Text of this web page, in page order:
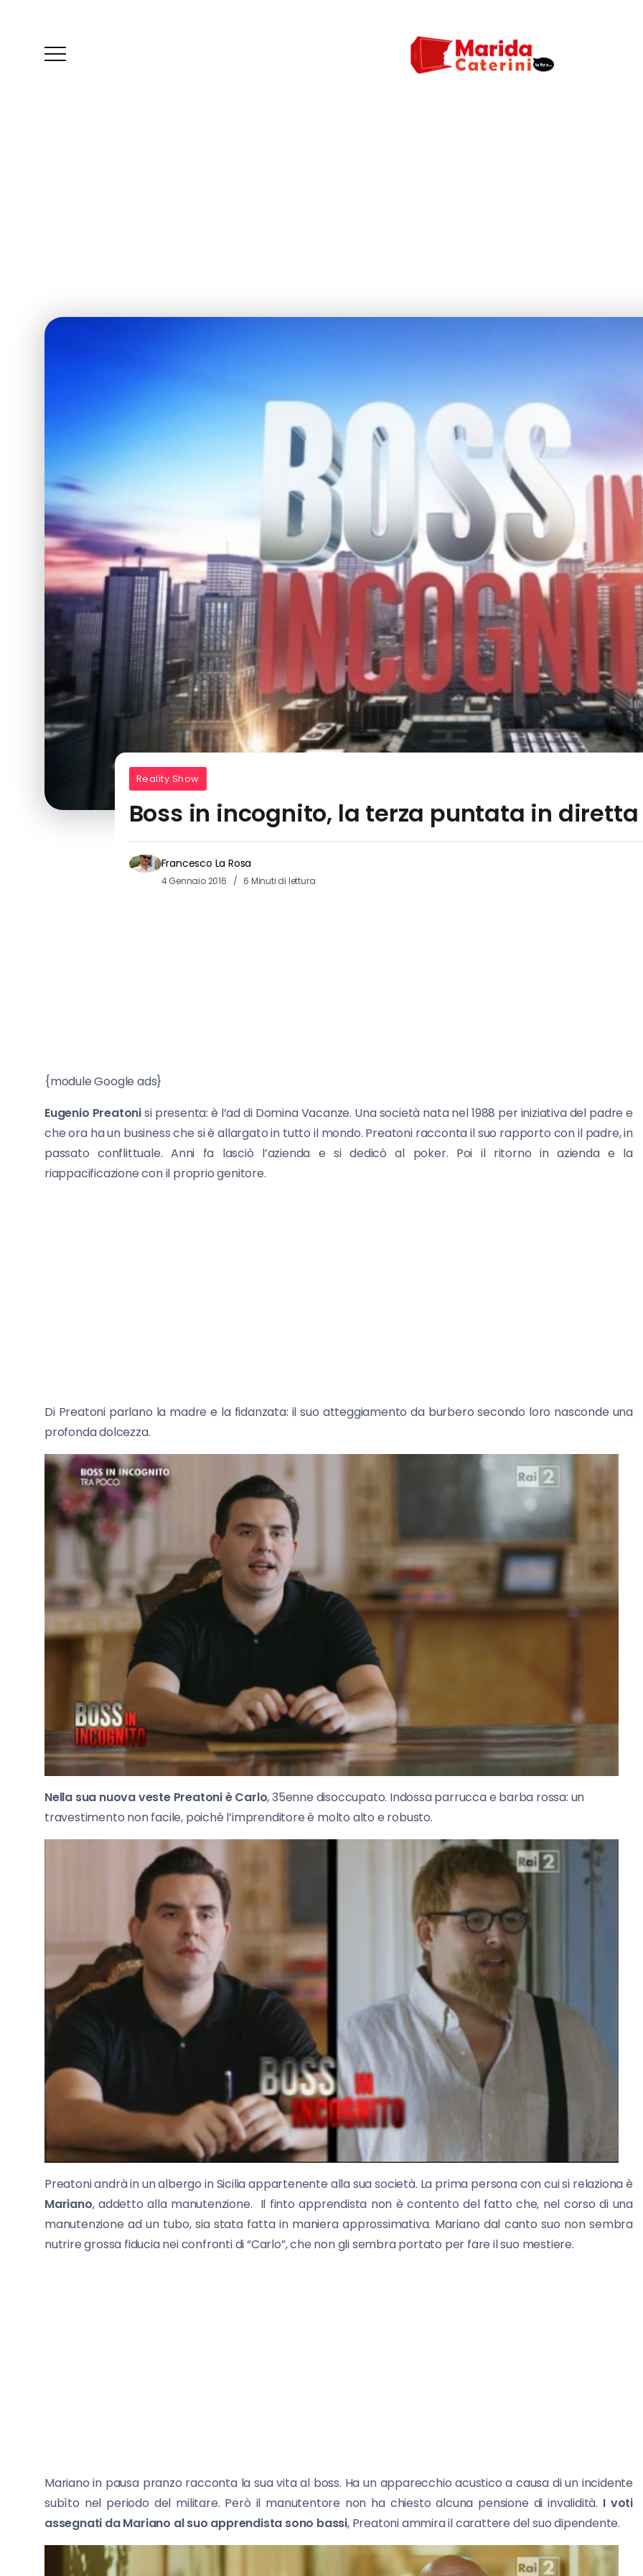
Reality Show
Boss in incognito, la terza puntata in diretta
Francesco La Rosa
4 Gennaio 2016 6 Minuti di lettura
{module Google ads}
Eugenio Preatonisi presenta: è l’ad di Domina Vacanze. Una società nata nel 1988 per iniziativa del padre e
che ora ha un business che si è allargato in tutto il mondo. Preatoni racconta il suo rapporto con il padre, in
passato conflittuale. Anni fa lasciò l’azienda e si dedicò al poker. Poi il ritorno in azienda e la
riappacificazione con il proprio genitore.
Di Preatoni parlano la madre e la fidanzata: il suo atteggiamento da burbero secondo loro nasconde una
profonda dolcezza.
Nella sua nuova veste Preatoni è Carlo, 35enne disoccupato. Indossa parrucca e barba rossa: un
travestimento non facile, poiché l’imprenditore è molto alto e robusto.
Preatoni andrà in un albergo in Sicilia appartenente alla sua società. La prima persona con cui si relaziona è
Mariano, addetto alla manutenzione. Il finto apprendista non è contento del fatto che, nel corso di una
manutenzione ad un tubo, sia stata fatta in maniera approssimativa. Mariano dal canto suo non sembra
nutrire grossa fiducia nei confronti di “Carlo”, che non gli sembra portato per fare il suo mestiere.
Mariano in pausa pranzo racconta la sua vita al boss. Ha un apparecchio acustico a causa di un incidente
subìto nel periodo del militare. Però il manutentore non ha chiesto alcuna pensione di invalidità. I voti
assegnati da Mariano al suo apprendista sono bassi, Preatoni ammira il carattere del suo dipendente.